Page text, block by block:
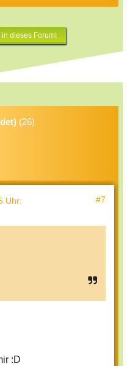
dieses Forum!
(26)
Uhr: #7
:D